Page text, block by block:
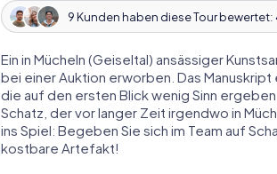
9 Kunden haben diese Tour bewertet:
Ein in Mücheln (Geiseltal) ansässiger
bei einer Auktion erworben. Das
die auf den ersten Blick wenig Sinn
Schatz, der vor langer Zeit irgendwo in
ins Spiel: Begeben Sie sich im Team auf
kostbare Artefakt!